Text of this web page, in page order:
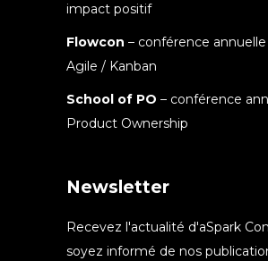
impact positif
Flowcon – conférence
Agile / Kanban
School of PO – conférence
Product Ownership
Newsletter
Recevez l'actualité d'aSpark
soyez informé de nos